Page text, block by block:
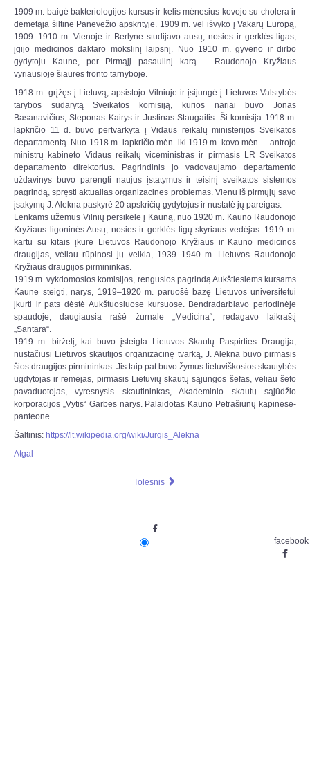
1909 m. baigė bakteriologijos kursus ir kelis mėnesius kovojo su cholera ir
dėmėtąja šiltine Panevėžio apskrityje. 1909 m. vėl išvyko į Vakarų Europą,
1909–1910 m. Vienoje ir Berlyne studijavo ausų, nosies ir gerklės ligas,
įgijo medicinos daktaro mokslinį laipsnį. Nuo 1910 m. gyveno ir dirbo
gydytoju Kaune, per Pirmąjį pasaulinį karą – Raudonojo Kryžiaus
vyriausioje šiaurės fronto tarnyboje.
1918 m. grįžęs į Lietuvą, apsistojo Vilniuje ir įsijungė į Lietuvos Valstybės
tarybos sudarytą Sveikatos komisiją, kurios nariai buvo Jonas
Basanavičius, Steponas Kairys ir Justinas Staugaitis. Ši komisija 1918 m.
lapkričio 11 d. buvo pertvarkyta į Vidaus reikalų ministerijos Sveikatos
departamentą. Nuo 1918 m. lapkričio mėn. iki 1919 m. kovo mėn. – antrojo
ministrų kabineto Vidaus reikalų viceministras ir pirmasis LR Sveikatos
departamento direktorius. Pagrindinis jo vadovaujamo departamento
uždavinys buvo parengti naujus įstatymus ir teisinį sveikatos sistemos
pagrindą, spręsti aktualias organizacines problemas. Vienu iš pirmųjų savo
įsakymų J. Alekna paskyrė 20 apskričių gydytojus ir nustatė jų pareigas.
Lenkams užėmus Vilnių persikėlė į Kauną, nuo 1920 m. Kauno Raudonojo
Kryžiaus ligoninės Ausų, nosies ir gerklės ligų skyriaus vedėjas. 1919 m.
kartu su kitais įkūrė Lietuvos Raudonojo Kryžiaus ir Kauno medicinos
draugijas, vėliau rūpinosi jų veikla, 1939–1940 m. Lietuvos Raudonojo
Kryžiaus draugijos pirmininkas.
1919 m. vykdomosios komisijos, rengusios pagrindą Aukštiesiems kursams
Kaune steigti, narys, 1919–1920 m. paruošė bazę Lietuvos universitetui
įkurti ir pats dėstė Aukštuosiuose kursuose. Bendradarbiavo periodinėje
spaudoje, daugiausia rašė žurnale „Medicina“, redagavo laikraštį
„Santara“.
1919 m. birželį, kai buvo įsteigta Lietuvos Skautų Paspirties Draugija,
nustačiusi Lietuvos skautijos organizacinę tvarką, J. Alekna buvo pirmasis
šios draugijos pirmininkas. Jis taip pat buvo žymus lietuviškosios skautybės
ugdytojas ir rėmėjas, pirmasis Lietuvių skautų sąjungos šefas, vėliau šefo
pavaduotojas, vyresnysis skautininkas, Akademinio skautų sąjūdžio
korporacijos „Vytis“ Garbės narys. Palaidotas Kauno Petrašiūnų kapinėse-
panteone.
Šaltinis: https://lt.wikipedia.org/wiki/Jurgis_Alekna
Atgal
Tolesnis
facebook